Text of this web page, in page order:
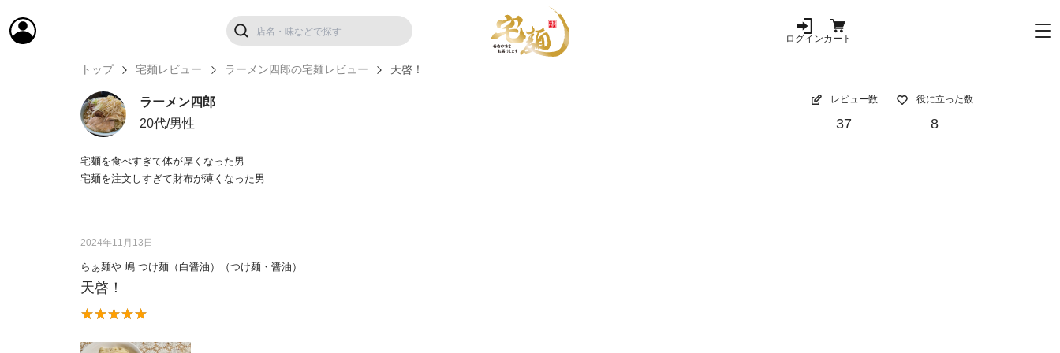
ログインカート
トップ 宅麺レビュー ラーメン四郎の宅麺レビュー 天啓！
ラーメン四郎
20代/男性
宅麺を食べすぎて体が厚くなった男
宅麺を注文しすぎて財布が薄くなった男
レビュー数
37
役に立った数
8
2024年11月13日
らぁ麺や 嶋 つけ麺（白醤油）（つけ麺・醤油）
天啓！